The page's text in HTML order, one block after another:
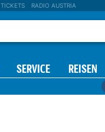
TICKETS RADIO AUSTRIA
SERVICE REISEN